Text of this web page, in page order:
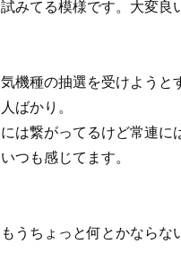
みてる模様です。大変良
機種の抽選を受けようと
ばかり。
は繋がってるけど常連に
つも感じてます。
うちょっと何とかならな